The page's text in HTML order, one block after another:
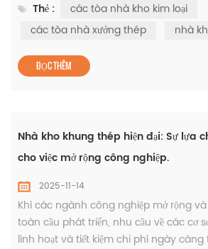
doanh nghiệp hiện đại đang tìm kiếm sự
linh hoạt. Sức mạnh của các nhà kho
Cung...
Thẻ :
các tòa nhà kho kim loại
các tòa nhà xưởng thép
nhà
ĐỌC THÊM
Nhà kho khung thép hiện đại: Sự lựa
cho việc mở rộng công nghiệp.
2025-11-14
Khi các ngành công nghiệp mở rộng
toàn cầu phát triển, nhu cầu về các cơ
linh hoạt và tiết kiệm chi phí ngày